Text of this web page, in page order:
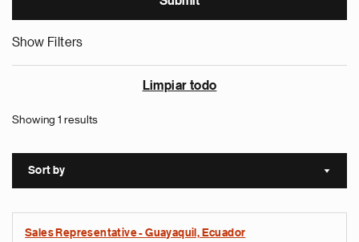
Show Filters
Limpiar todo
Showing 1 results
Sort by Sort
Sales Representative - Guayaquil, Ecuador